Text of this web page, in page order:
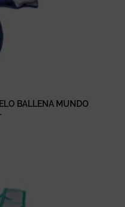
BALLENA MUNDO